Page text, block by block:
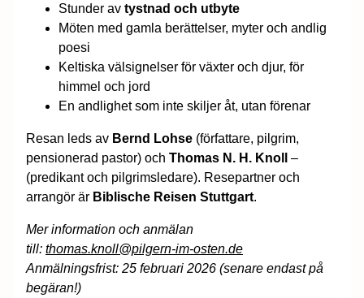
Stunder av tystnad och utbyte
Möten med gamla berättelser, myter och andlig
poesi
Keltiska välsignelser för växter och djur, för
himmel och jord
En andlighet som inte skiljer åt, utan förenar
Resan leds av Bernd Lohse (författare, pilgrim,
pensionerad pastor) och Thomas N. H. Knoll
–
(predikant och pilgrimsledare). Resepartner och
arrangör är Biblische Reisen Stuttgart.
Mer information och anmälan
till: thomas.knoll@pilgern-im-osten.de
Anmälningsfrist: 25 februari 2026 (senare endast på
begäran!)